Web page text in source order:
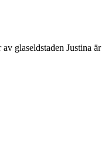
glaseldstaden Justina är